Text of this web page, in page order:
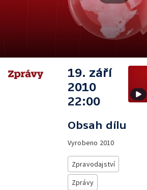
19. září
2010
22:00
Obsah dílu
Vyrobeno 2010
Zpravodajství
Zprávy